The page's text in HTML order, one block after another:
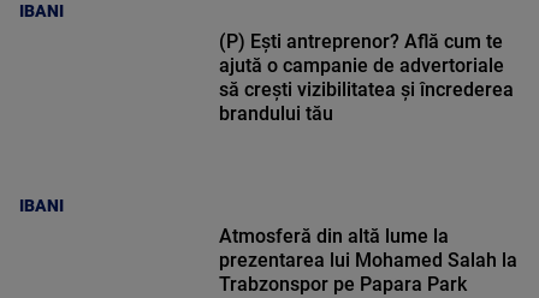
IBANI
IBANI
(P) Ești antreprenor? Află cum te
ajută o campanie de advertoriale
să crești vizibilitatea și încrederea
brandului tău
Atmosferă din altă lume la
prezentarea lui Mohamed Salah la
Trabzonspor pe Papara Park